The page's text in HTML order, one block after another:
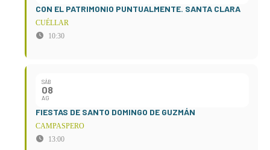
CON EL PATRIMONIO PUNTUALMENTE. SANTA CLARA
CUÉLLAR
10:30
SÁB
08
AG
FIESTAS DE SANTO DOMINGO DE GUZMÁN
CAMPASPERO
13:00